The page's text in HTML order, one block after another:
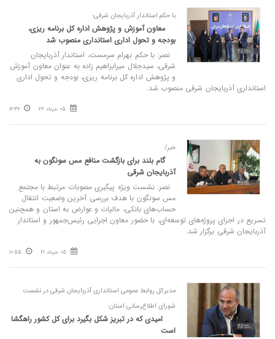
با حکم استاندار آذربایجان شرقی؛
معاون آموزش و پژوهش اداره‌ کل برنامه‌ ریزی،
بودجه و تحول اداری استانداری منصوب شد
نصر: با حکم بهرام سرمست، استاندار آذربایجان
شرقی، سیدجلال میرابراهیم‌ زاده به عنوان معاون آموزش
و پژوهش اداره‌ کل برنامه‌ ریزی، بودجه و تحول اداری
استانداری آذربایجان شرقی منصوب شد.
05 خرداد 26 12:36
خبر/
گام بلند برای بازگشت منافع مس سونگون به
آذربایجان شرقی
نصر: نشست ویژه پیگیری مصوبات مرتبط با مجتمع
مس سونگون با هدف بررسی آخرین وضعیت انتقال
حساب‌های بانکی، مالیات و عوارض به استان و همچنین
تسریع در اجرای پروژه‌های توسعه‌ای، با حضور معاون اجرایی رئیس‌جمهور و استاندار
آذربایجان شرقی برگزار شد.
05 خرداد 21 10:55
مدیرکل روابط عمومی استانداری آذربایجان شرقی در نشست
شورای اطلاع‌رسانی استان:
امیدی که در تبریز شکل بگیرد برای کل کشور راهگشا
است